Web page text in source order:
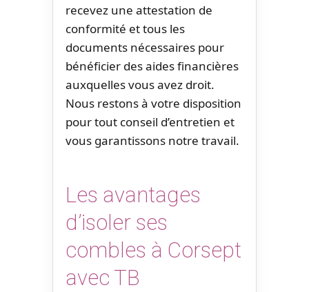
recevez une attestation de
conformité et tous les
documents nécessaires pour
bénéficier des aides financières
auxquelles vous avez droit.
Nous restons à votre disposition
pour tout conseil d’entretien et
vous garantissons notre travail.
Les avantages
d’isoler ses
combles à Corsept
avec TB